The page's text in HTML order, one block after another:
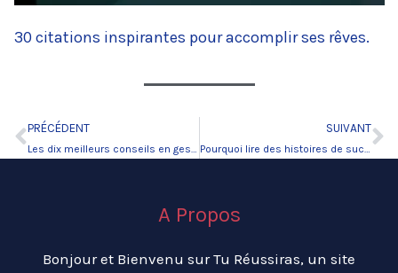
30 citations inspirantes pour accomplir ses rêves.
Précédent
PRÉCÉDENT
Les dix meilleurs conseils en gestion du temps
SUIVANT
Pourquoi lire des histoires de succès ?
A Propos
Bonjour et Bienvenu sur Tu Réussiras, un site